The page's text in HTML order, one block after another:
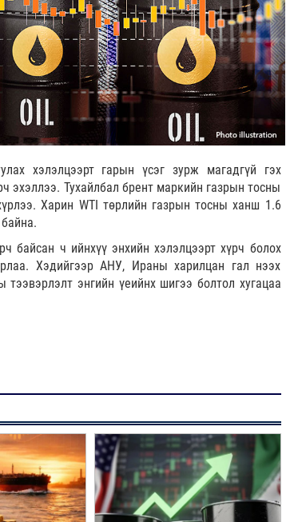
хэлэлцээрт гарын үсэг зурж магадгүй гэх
эхэллээ. Тухайлбал брент маркийн газрын тосны
Харин WTI төрлийн газрын тосны ханш 1.6
байсан ч ийнхүү энхийн хэлэлцээрт хүрч болох
Хэдийгээр АНУ, Ираны харилцан гал нээх
энгийн үеийнх шигээ болтол хугацаа